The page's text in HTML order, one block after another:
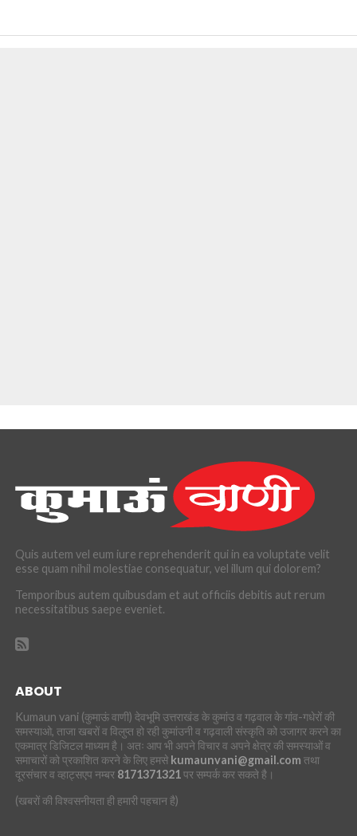
Quis autem vel eum iure reprehenderit qui in ea voluptate velit
esse quam nihil molestiae consequatur, vel illum qui dolorem?
Temporibus autem quibusdam et aut officiis debitis aut rerum
necessitatibus saepe eveniet.
ABOUT
Kumaun vani (कुमाऊं वाणी) देवभूमि उत्तराखंड के कुमांउ व गढ़वाल के गांव-गधेरों की
समस्याओ, ताजा खबरों व विलुप्त हो रही कुमांउनी व गढ़वाली संस्कृति को उजागर करने का
एकमात्र डिजिटल माध्यम है। अतः आप भी अपने विचार व अपने क्षेत्र की समस्याओं व
समाचारों को प्रकाशित करने के लिए हमसे kumaunvani@gmail.com तथा
दूरसंचार व व्हाट्सएप नम्बर 8171371321पर सम्पर्क कर सकते है।
(खबरों की विश्वसनीयता ही हमारी पहचान है)